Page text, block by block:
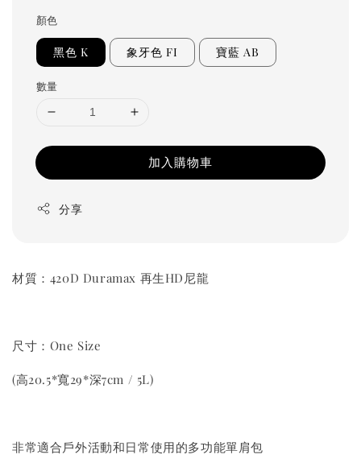
顏色
黑色 K 象牙色 FI 寶藍 AB
數量
加入購物車
分享
材質：420D Duramax 再生HD尼龍
尺寸：One Size
(高20.5*寬29*深7cm / 5L)
非常適合戶外活動和日常使用的多功能單肩包